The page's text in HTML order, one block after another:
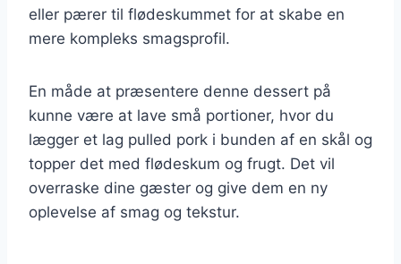
eller pærer til flødeskummet for at skabe en
mere kompleks smagsprofil.
En måde at præsentere denne dessert på
kunne være at lave små portioner, hvor du
lægger et lag pulled pork i bunden af en skål og
topper det med flødeskum og frugt. Det vil
overraske dine gæster og give dem en ny
oplevelse af smag og tekstur.